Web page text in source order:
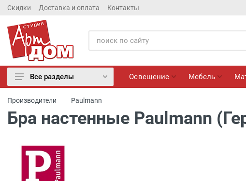
Скидки Доставка и оплата Контакты
Матрасы
Лепнина
Розетки и Выключатели
Камины электрические
Все разделы Освещение Мебель
Производители Paulmann
Бра настенные Paulmann